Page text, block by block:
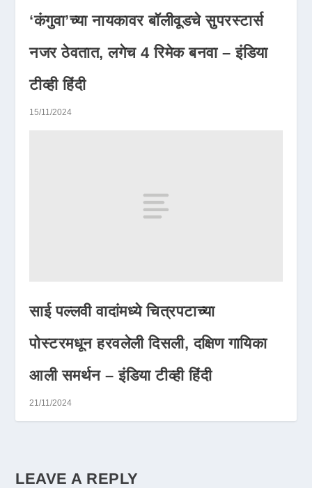
‘कंगुवा’च्या नायकावर बॉलीवूडचे सुपरस्टार्स
नजर ठेवतात, लगेच 4 रिमेक बनवा – इंडिया
टीव्ही हिंदी
15/11/2024
साई पल्लवी वादांमध्ये चित्रपटाच्या
पोस्टरमधून हरवलेली दिसली, दक्षिण गायिका
आली समर्थन – इंडिया टीव्ही हिंदी
21/11/2024
LEAVE A REPLY